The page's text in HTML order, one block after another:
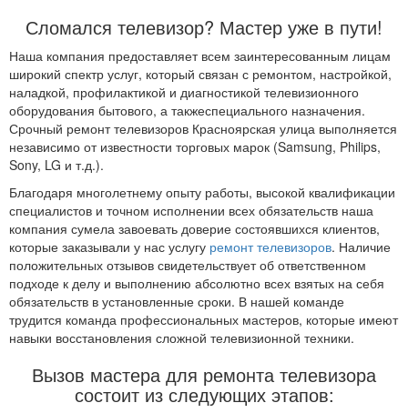
Сломался телевизор? Мастер уже в пути!
Наша компания предоставляет всем заинтересованным лицам
широкий спектр услуг, который связан с ремонтом, настройкой,
наладкой, профилактикой и диагностикой телевизионного
оборудования бытового, а такжеспециального назначения.
Срочный ремонт телевизоров Красноярская улица выполняется
независимо от известности торговых марок (Samsung, Philips,
Sony, LG и т.д.).
Благодаря многолетнему опыту работы, высокой квалификации
специалистов и точном исполнении всех обязательств наша
компания сумела завоевать доверие состоявшихся клиентов,
которые заказывали у нас услугу ремонт телевизоров. Наличие
положительных отзывов свидетельствует об ответственном
подходе к делу и выполнению абсолютно всех взятых на себя
обязательств в установленные сроки. В нашей команде
трудится команда профессиональных мастеров, которые имеют
навыки восстановления сложной телевизионной техники.
Вызов мастера для ремонта телевизора
состоит из следующих этапов: